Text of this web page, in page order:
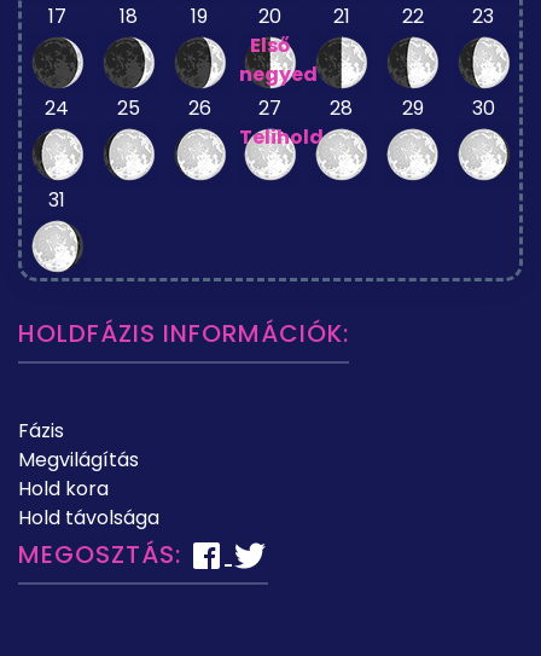
17 18 19
20
Első
negyed
21 22 23
24 25 26
27
Telihold
28 29 30
31
HOLDFÁZIS INFORMÁCIÓK:
Fázis
Megvilágítás
Hold kora
Hold távolsága
MEGOSZTÁS: